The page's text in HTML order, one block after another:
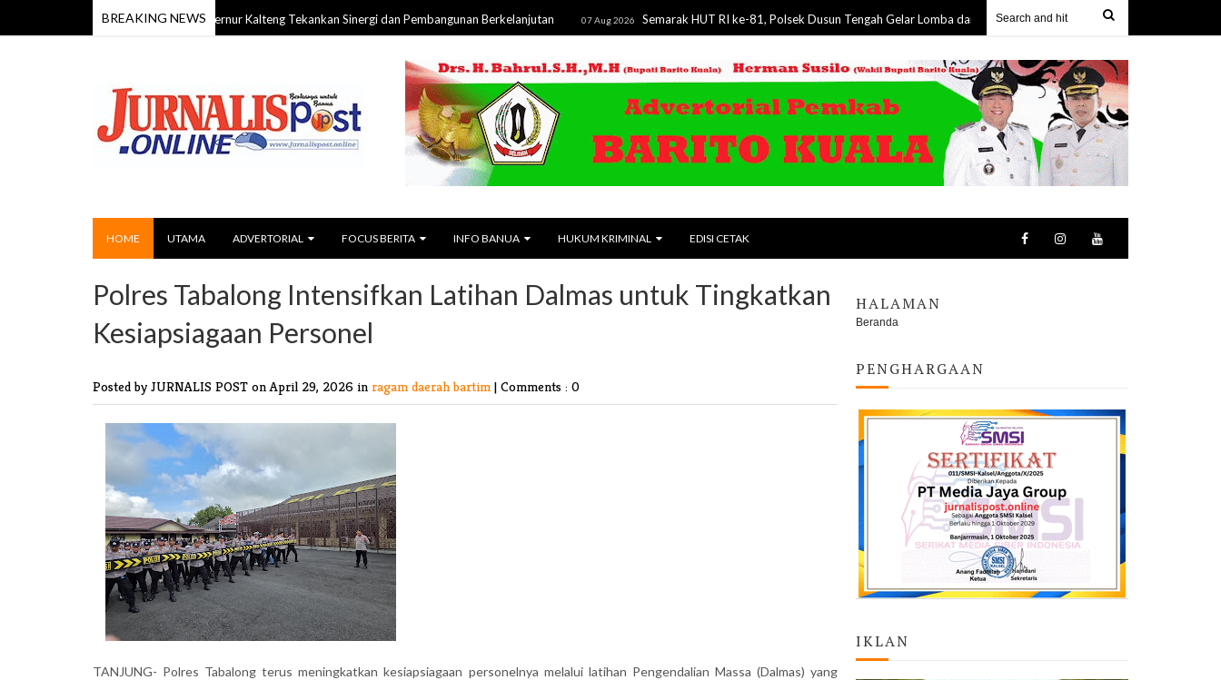
BREAKING NEWS
ke-24 Barito Timur, Gubernur Kalteng Tekankan Sinergi dan Pembangunan Berkelanjutan 07 Aug 2026 Semarak HUT RI ke-81, Polsek Dusun Tengah Gelar Lomba dan Perkuat Kebersamaan dengan Masyarakat
HOME UTAMA ADVERTORIAL FOCUS BERITA INFO BANUA HUKUM KRIMINAL EDISI CETAK
Polres Tabalong Intensifkan Latihan Dalmas untuk Tingkatkan
Kesiapsiagaan Personel
Posted by JURNALIS POST on April 29, 2026 in ragam daerah bartim | Comments : 0
TANJUNG- Polres Tabalong terus meningkatkan kesiapsiagaan personelnya melalui latihan Pengendalian Massa (Dalmas) yang
HALAMAN
Beranda
PENGHARGAAN
IKLAN